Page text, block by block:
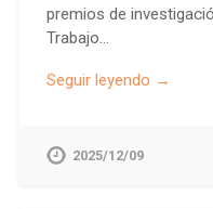
premios de
Trabajo…
Seguir leyendo →
2025/12/09